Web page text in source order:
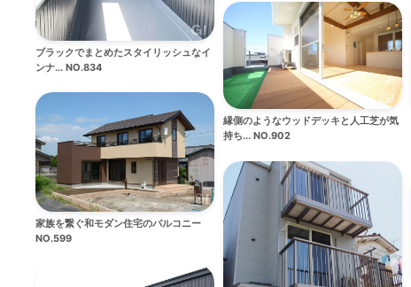
ブラックでまとめたスタイリッシュなイ
ンナ... NO.834
縁側のようなウッドデッキと人工芝が気
持ち... NO.902
家族を繋ぐ和モダン住宅のバルコニー
NO.599